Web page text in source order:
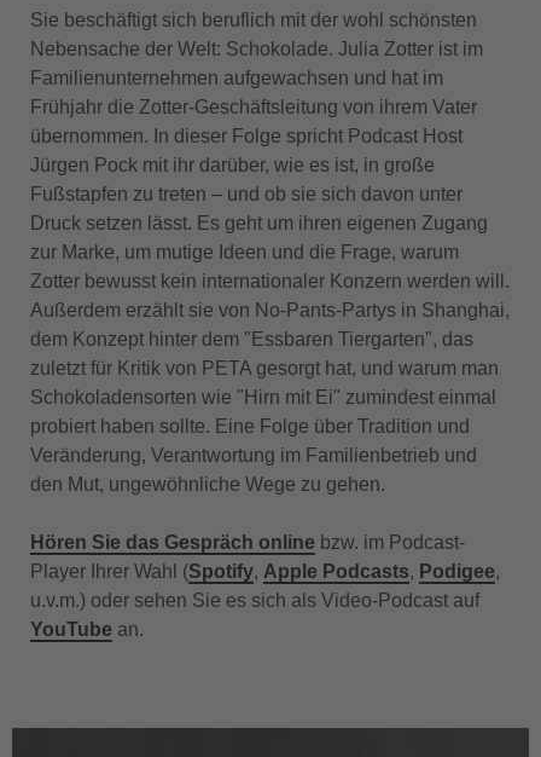
Sie beschäftigt sich beruflich mit der wohl schönsten
Nebensache der Welt: Schokolade. Julia Zotter ist im
Familienunternehmen aufgewachsen und hat im
Frühjahr die Zotter-Geschäftsleitung von ihrem Vater
übernommen. In dieser Folge spricht Podcast Host
Jürgen Pock mit ihr darüber, wie es ist, in große
Fußstapfen zu treten – und ob sie sich davon unter
Druck setzen lässt. Es geht um ihren eigenen Zugang
zur Marke, um mutige Ideen und die Frage, warum
Zotter bewusst kein internationaler Konzern werden will.
Außerdem erzählt sie von No-Pants-Partys in Shanghai,
dem Konzept hinter dem "Essbaren Tiergarten", das
zuletzt für Kritik von PETA gesorgt hat, und warum man
Schokoladensorten wie "Hirn mit Ei" zumindest einmal
probiert haben sollte. Eine Folge über Tradition und
Veränderung, Verantwortung im Familienbetrieb und
den Mut, ungewöhnliche Wege zu gehen.
Hören Sie das Gespräch online bzw. im Podcast-
Player Ihrer Wahl (Spotify, Apple Podcasts, Podigee,
u.v.m.) oder sehen Sie es sich als Video-Podcast auf
YouTube an.